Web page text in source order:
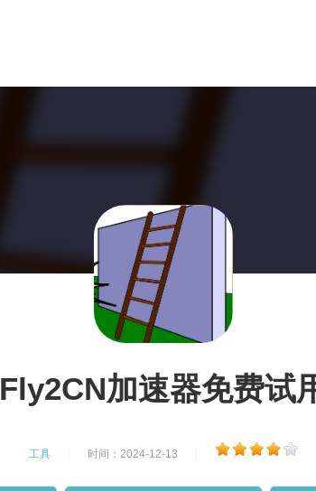
Fly2CN加速器免费试
工具 时间：2024-12-13